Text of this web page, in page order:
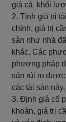
giá cả, khối
2. Tính giá trị
chính, giá trị
sản như nhà
khác. Các
phương pháp
sản rủi ro được
các tài sản này.
3. Định giá cổ
khoán, giá trị